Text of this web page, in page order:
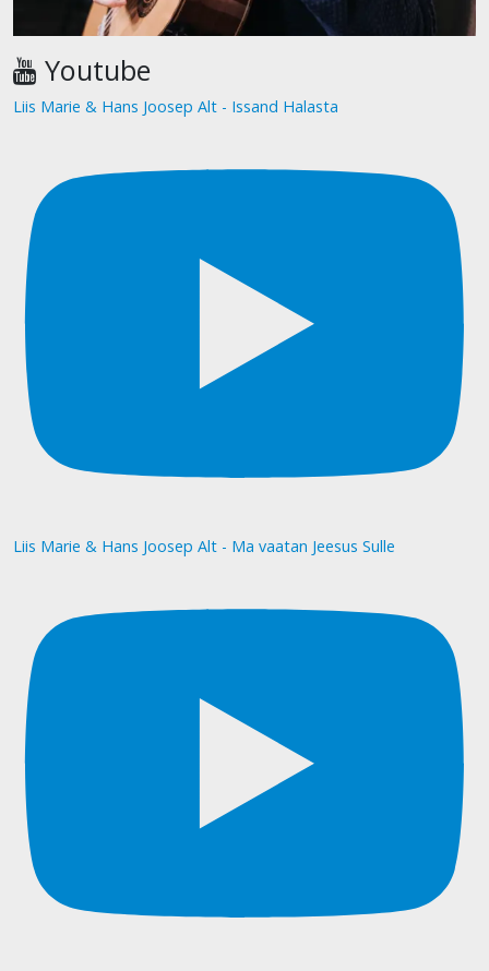
Youtube
Liis Marie & Hans Joosep Alt - Issand Halasta
Liis Marie & Hans Joosep Alt - Ma vaatan Jeesus Sulle